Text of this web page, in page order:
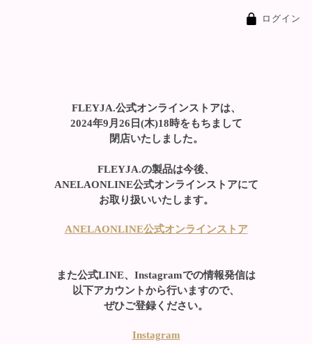
ログイン
FLEYJA.公式オンラインストアは、
2024年9月26日(木)18時をもちまして
閉店いたしました。
FLEYJA.の製品は今後、
ANELAONLINE公式オンラインストアにて
お取り扱いいたします。
ANELAONLINE公式オンラインストア
また公式LINE、Instagramでの情報発信は
以下アカウントから行いますので、
ぜひご登録ください。
Instagram